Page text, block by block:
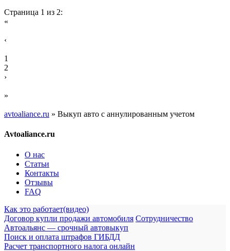
Страница 1 из 2:
«
‹
1
2
›
»
avtoaliance.ru » Выкуп авто с аннулированным учетом
Avtoaliance.ru
О нас
Статьи
Контакты
Отзывы
FAQ
Как это работает(видео)
Договор купли продажи автомобиля Сотрудничество
Автоальянс — срочный автовыкуп
Поиск и оплата штрафов ГИБДД
Расчет транспортного налога онлайн